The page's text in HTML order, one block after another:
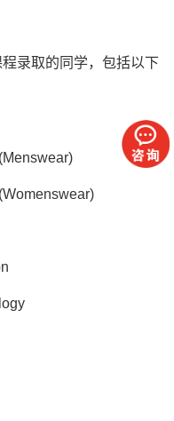
录取的同学，包括以下